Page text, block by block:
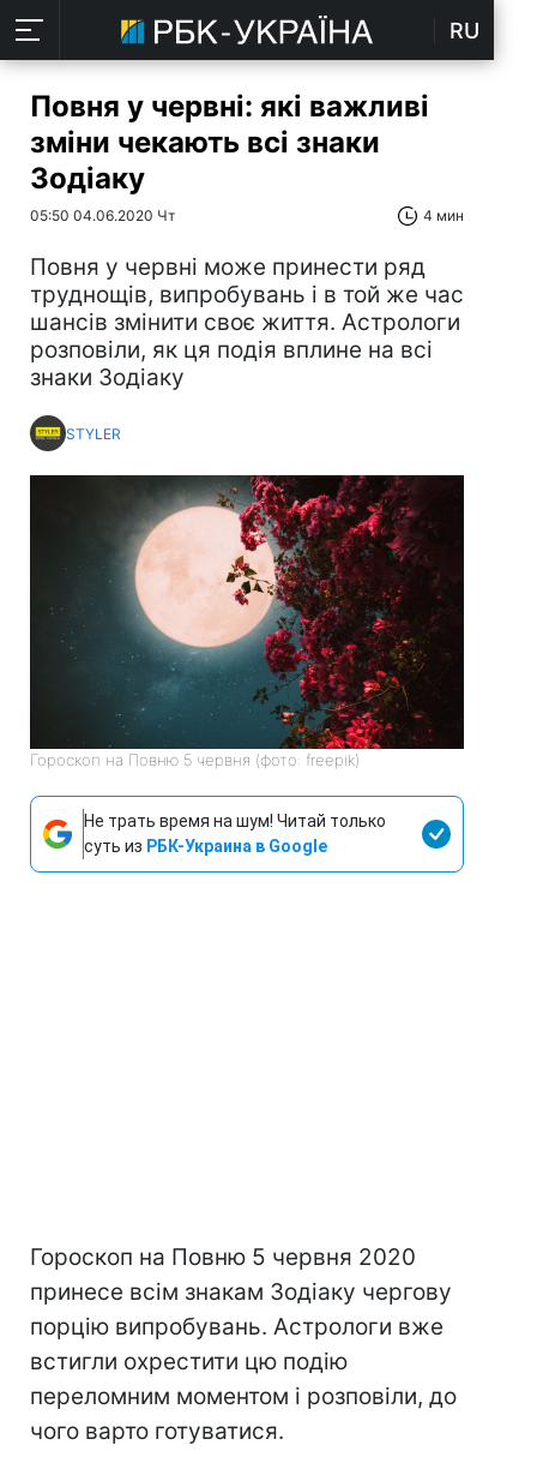
RU
Повня у червні: які важливі
зміни чекають всі знаки
Зодіаку
05:50 04.06.2020 Чт 4 мин
Повня у червні може принести ряд
труднощів, випробувань і в той же час
шансів змінити своє життя. Астрологи
розповіли, як ця подія вплине на всі
знаки Зодіаку
STYLER
Гороскоп на Повню 5 червня (фото: freepik)
Не трать время на шум! Читай только
суть из РБК-Украина в Google
Гороскоп на Повню 5 червня 2020
принесе всім знакам Зодіаку чергову
порцію випробувань. Астрологи вже
встигли охрестити цю подію
переломним моментом і розповіли, до
чого варто готуватися.